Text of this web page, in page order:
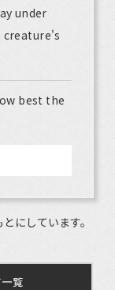
under
best the
にしています。
覧